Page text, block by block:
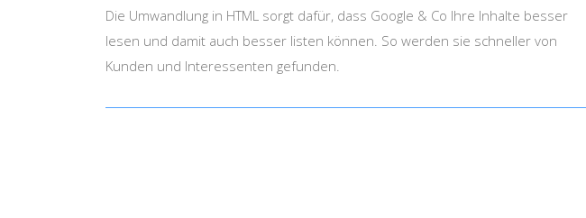
Die Umwandlung in HTML sorgt dafür, dass Google & Co Ihre Inhalte besser
lesen und damit auch besser listen können. So werden sie schneller von
Kunden und Interessenten gefunden.